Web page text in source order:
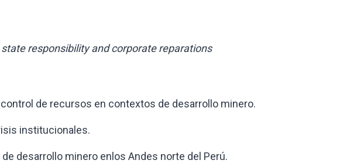
responsibility and corporate reparations
de recursos en contextos de desarrollo minero.
institucionales.
desarrollo minero enlos Andes norte del Perú.